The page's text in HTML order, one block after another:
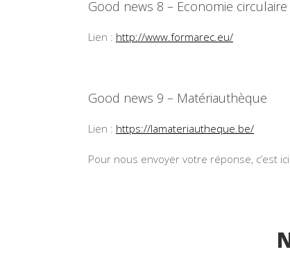
Good news 8 – Economie
Lien : http://www.formarec.eu/
Good news 9 – Matériauthèque
Lien : https://lamateriautheque.be/
Pour nous envoyer votre réponse, c’est